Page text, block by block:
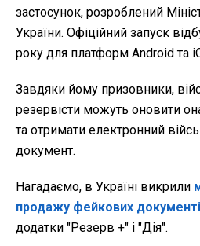
застосунок, розроблений
України. Офіційний запуск
року для платформ Android та
Завдяки йому призовники,
резервісти можуть оновити
та отримати електронний
документ.
Нагадаємо, в Україні викрили
продажу фейкових
додатки "Резерв +" і "Дія".